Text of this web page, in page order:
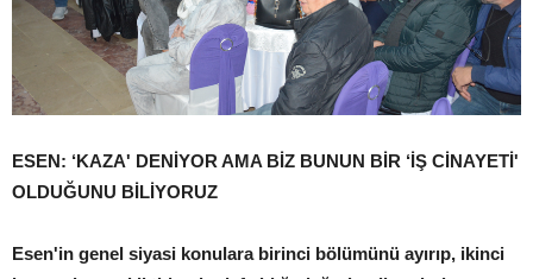
ESEN: ‘KAZA' DENİYOR AMA BİZ BUNUN BİR ‘İŞ CİNAYETİ'
OLDUĞUNU BİLİYORUZ
Esen'in genel siyasi konulara birinci bölümünü ayırıp, ikinci